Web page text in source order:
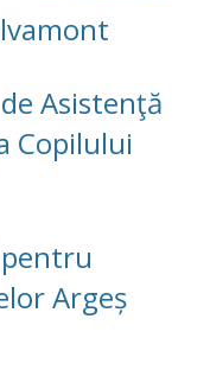
Asistenţă
Copilului
Argeș